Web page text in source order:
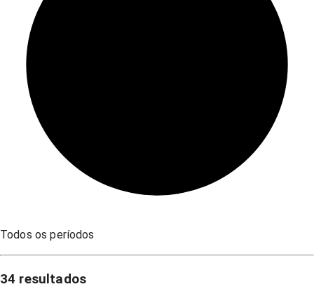
Todos os períodos
34 resultados